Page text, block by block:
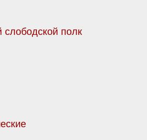
слободской полк